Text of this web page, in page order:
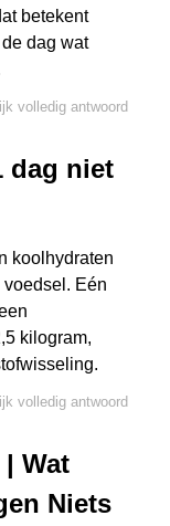
betekent
dag wat
volledig antwoord
dag niet
koolhydraten
Eén
kilogram,
volledig antwoord
| Wat
Niets